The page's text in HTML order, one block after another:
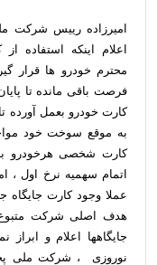
امیرزاده رییس شرکت
اعلام اینکه استفاده
محترم خودرو ها قرار
فرصت باقی مانده تا
کارت خودرو بعمل آورده
به موقع سوخت خود
کارت شخصی هرخودرو
اتمام سهمیه نرخ اول ،
عملا وجود کارت
هدف اصلی شرکت متبوع
جایگاهها اعلام و
نوروزی ، شرکت ملی